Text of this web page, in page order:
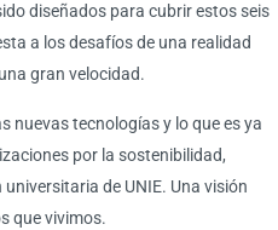
diseñados para cubrir estos seis
a los desafíos de una realidad
gran velocidad.
nuevas tecnologías y lo que es ya
por la sostenibilidad,
de UNIE. Una visión
que vivimos.